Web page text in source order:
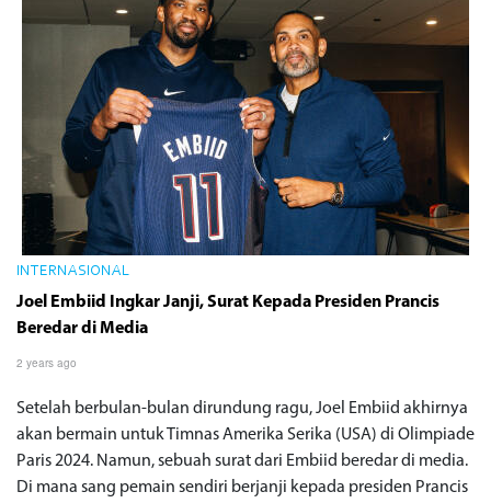
INTERNASIONAL
Joel Embiid Ingkar Janji, Surat Kepada Presiden Prancis
Beredar di Media
2 years ago
Setelah berbulan-bulan dirundung ragu, Joel Embiid akhirnya
akan bermain untuk Timnas Amerika Serika (USA) di Olimpiade
Paris 2024. Namun, sebuah surat dari Embiid beredar di media.
Di mana sang pemain sendiri berjanji kepada presiden Prancis